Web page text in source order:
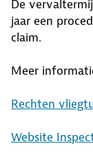
De
jaar een
claim.
Meer
Rechten
Website